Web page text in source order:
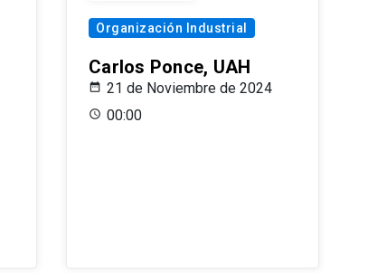
Organización Industrial
Carlos Ponce, UAH
21 de Noviembre de 2024
00:00